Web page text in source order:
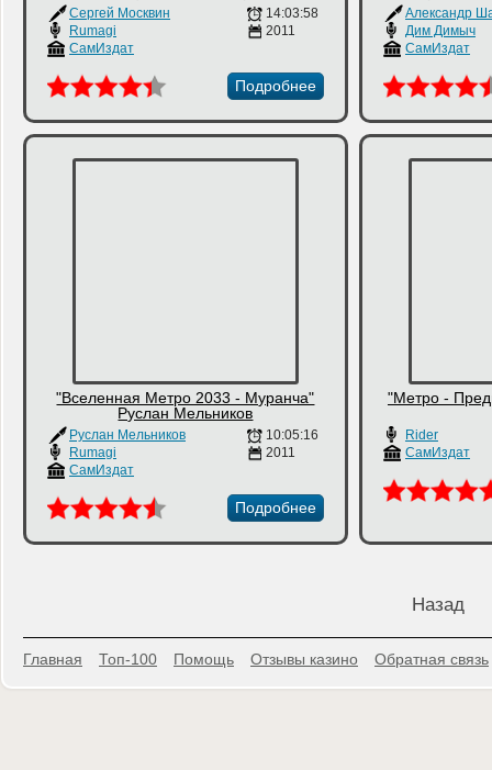
Сергей Москвин
Rumagi
СамИздат
14:03:58
2011
Подробнее
Дим Димыч
СамИздат
"Вселенная Метро 2033 - Муранча"
Руслан Мельников
Руслан Мельников
Rumagi
СамИздат
10:05:16
2011
Подробнее
"Метро -
Rider
СамИздат
Назад
Главная Топ-100 Помощь Отзывы казино Обратная связь